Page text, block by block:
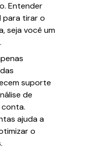
Entender
para tirar o
seja você um
suporte
de
ajuda a
o